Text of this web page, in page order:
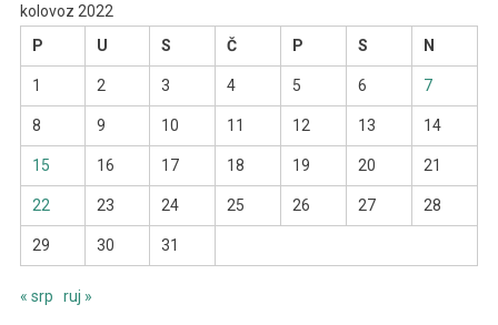
kolovoz 2022
P
U S Č P S N
1 2 3 4 5 6 7
8 9 10 11 12 13 14
15 16 17 18 19 20 21
22 23 24 25 26 27 28
29 30 31
« srp ruj »